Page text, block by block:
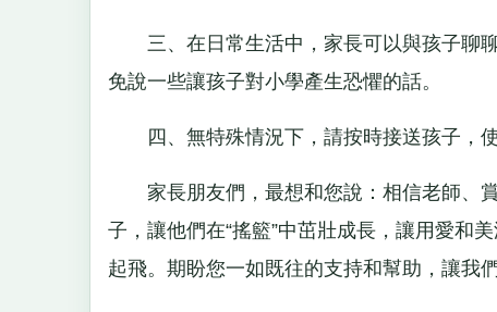
三、在日常生活中，家長可以與孩子聊聊
免說一些讓孩子對小學產生恐懼的話。
四、無特殊情況下，請按時接送孩子，使
家長朋友們，最想和您說：相信老師、賞
子，讓他們在“搖籃”中茁壯成長，讓用愛和
起飛。期盼您一如既往的支持和幫助，讓我